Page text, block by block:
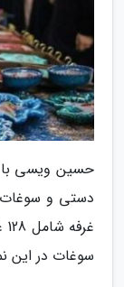
سوغات در این